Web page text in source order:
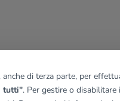
di terza parte, per
tutti". Per gestire o disabilitare